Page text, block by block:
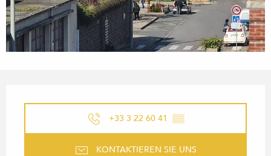
+33 3 22 60 41 ▒▒
KONTAKTIEREN SIE UNS